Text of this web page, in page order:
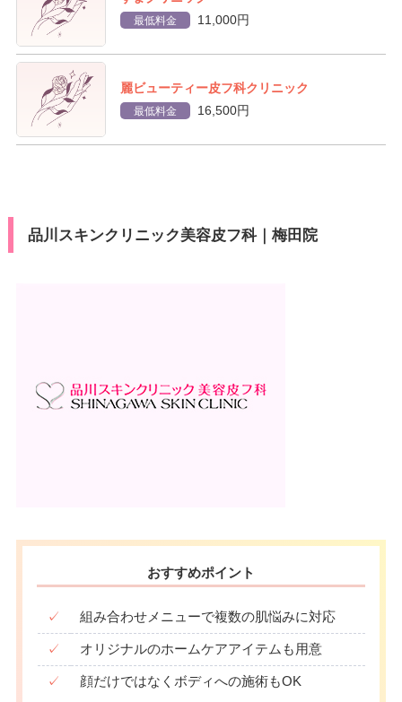
最低料金 11,000円
麗ビューティー皮フ科クリニック
最低料金 16,500円
品川スキンクリニック美容皮フ科｜梅田院
おすすめポイント
✓ 組み合わせメニューで複数の肌悩みに対応
✓ オリジナルのホームケアアイテムも用意
✓ 顔だけではなくボディへの施術もOK